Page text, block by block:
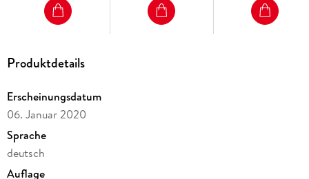
Produktdetails
Erscheinungsdatum
06. Januar 2020
Sprache
deutsch
Auflage